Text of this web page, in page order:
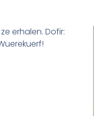
erhalen. Dofir: